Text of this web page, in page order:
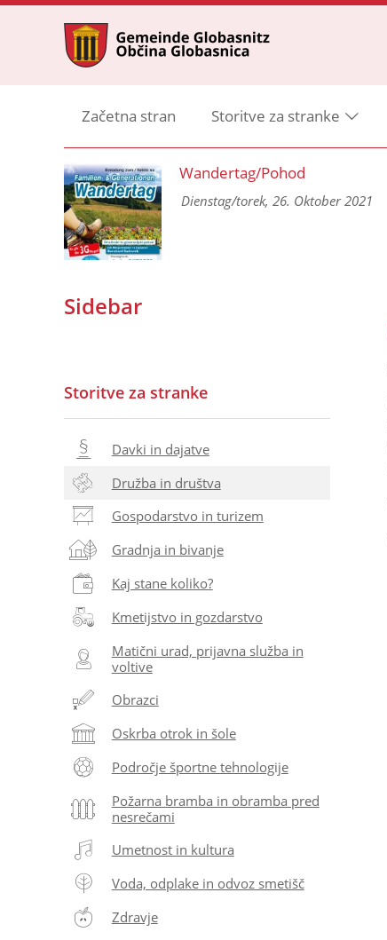
Začetna stran Storitve za stranke
Wandertag/Pohod
Dienstag/torek, 26. Oktober 2021
Sidebar
Storitve za stranke
Davki in dajatve
Družba in društva
Gospodarstvo in turizem
Gradnja in bivanje
Kaj stane koliko?
Kmetijstvo in gozdarstvo
Matični urad, prijavna služba in
voltive
Obrazci
Oskrba otrok in šole
Področje športne tehnologije
Požarna bramba in obramba pred
nesrečami
Umetnost in kultura
Voda, odplake in odvoz smetišč
Zdravje